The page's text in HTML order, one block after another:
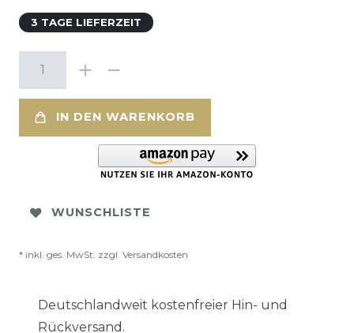
3 TAGE LIEFERZEIT
IN DEN WARENKORB
WUNSCHLISTE
* inkl. ges. MwSt. zzgl. Versandkosten
Deutschlandweit kostenfreier Hin- und
Rückversand.